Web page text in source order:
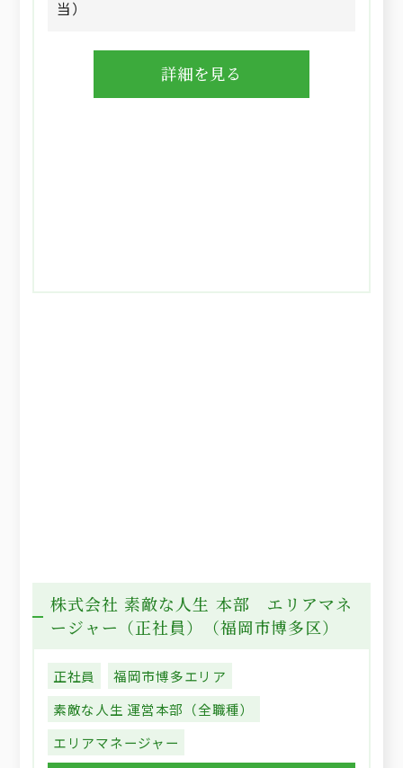
当）
詳細を見る
株式会社 素敵な人生 本部 エリアマネ
ージャー（正社員）（福岡市博多区）
正社員
福岡市博多エリア
素敵な人生 運営本部（全職種）
エリアマネージャー